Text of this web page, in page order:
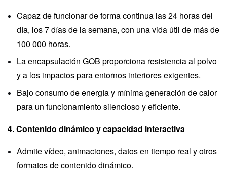
Capaz de funcionar de forma continua las 24 horas del
día, los 7 días de la semana, con una vida útil de más de
100 000 horas.
La encapsulación GOB proporciona resistencia al polvo
y a los impactos para entornos interiores exigentes.
Bajo consumo de energía y mínima generación de calor
para un funcionamiento silencioso y eficiente.
4. Contenido dinámico y capacidad interactiva
Admite vídeo, animaciones, datos en tiempo real y otros
formatos de contenido dinámico.